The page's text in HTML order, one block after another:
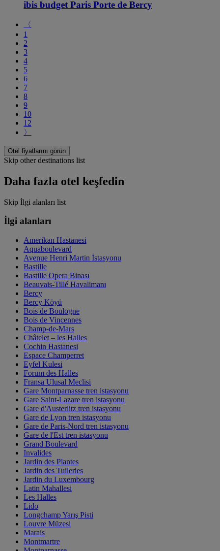
ibis budget Paris Porte de Bercy
〈
1
2
3
4
5
6
7
8
9
10
12
〉
Otel fiyatlarını görün
Skip other destinations list
Daha fazla otel keşfedin
Skip İlgi alanları list
İlgi alanları
Amerikan Hastanesi
Aquaboulevard
Avenue Henri Martin İstasyonu
Bastille
Bastille Opera Binası
Beauvais-Tillé Havalimanı
Bercy
Bercy Köyü
Bois de Boulogne
Bois de Vincennes
Champ-de-Mars
Châtelet – les Halles
Cochin Hastanesi
Espace Champerret
Eyfel Kulesi
Forum des Halles
Fransa Ulusal Meclisi
Gare Montparnasse tren istasyonu
Gare Saint-Lazare tren istasyonu
Gare d'Austerlitz tren istasyonu
Gare de Lyon tren istasyonu
Gare de Paris-Nord tren istasyonu
Gare de l'Est tren istasyonu
Grand Boulevard
Invalides
Jardin des Plantes
Jardin des Tuileries
Jardin du Luxembourg
Latin Mahallesi
Les Halles
Lido
Longchamp Yarış Pisti
Louvre Müzesi
Marais
Montmartre